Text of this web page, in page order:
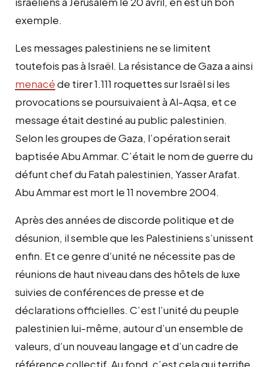
exemple.
Les messages palestiniens ne se limitent
toutefois pas à Israël. La résistance de Gaza a ainsi
menacéde tirer 1.111 roquettes sur Israël si les
provocations se poursuivaient à Al-Aqsa, et ce
message était destiné au public palestinien.
Selon les groupes de Gaza, l’opération serait
baptisée Abu Ammar. C’était le nom de guerre du
défunt chef du Fatah palestinien, Yasser Arafat.
Abu Ammar est mort le 11 novembre 2004.
Après des années de discorde politique et de
désunion, il semble que les Palestiniens s’unissent
enfin. Et ce genre d’unité ne nécessite pas de
réunions de haut niveau dans des hôtels de luxe
suivies de conférences de presse et de
déclarations officielles. C’est l’unité du peuple
palestinien lui-même, autour d’un ensemble de
valeurs, d’un nouveau langage et d’un cadre de
référence collectif. Au fond, c’est cela qui terrifie